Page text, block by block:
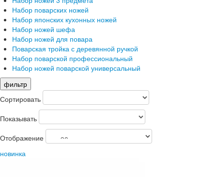
Набор поварских ножей
Набор японских кухонных ножей
Набор ножей шефа
Набор ножей для повара
Поварская тройка с деревянной ручкой
Набор поварской профессиональный
Набор ножей поварской универсальный
фильтр
Сортировать
Показывать
Отображение
новинка